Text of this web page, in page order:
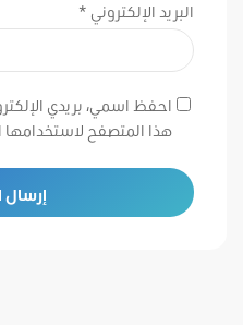
البريد الإلكتروني *
احفظ اسمي، بريدي
هذا المتصفح لاستخدامها